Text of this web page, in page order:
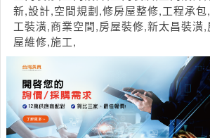
新,設計,空間規劃,修房屋整修,工程承
工裝潢,商業空間,房屋裝修,新太昌裝潢
屋維修,施工,